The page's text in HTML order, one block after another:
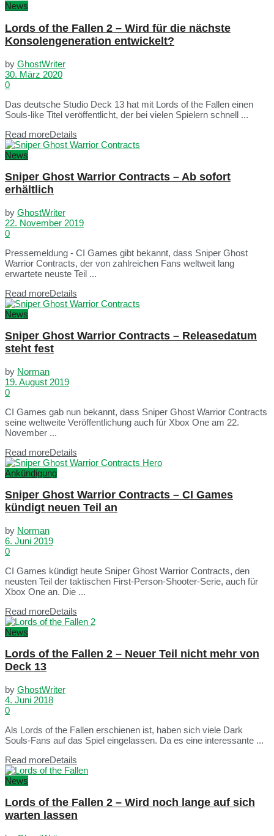
News
Lords of the Fallen 2 – Wird für die nächste
Konsolengeneration entwickelt?
by GhostWriter
30. März 2020
0
Das deutsche Studio Deck 13 hat mit Lords of the Fallen einen
Souls-like Titel veröffentlicht, der bei vielen Spielern schnell ...
Read moreDetails
News
Sniper Ghost Warrior Contracts – Ab sofort
erhältlich
by GhostWriter
22. November 2019
0
Pressemeldung - CI Games gibt bekannt, dass Sniper Ghost
Warrior Contracts, der von zahlreichen Fans weltweit lang
erwartete neuste Teil ...
Read moreDetails
News
Sniper Ghost Warrior Contracts – Releasedatum
steht fest
by Norman
19. August 2019
0
CI Games gab nun bekannt, dass Sniper Ghost Warrior Contracts
seine weltweite Veröffentlichung auch für Xbox One am 22.
November ...
Read moreDetails
Ankündigung
Sniper Ghost Warrior Contracts – CI Games
kündigt neuen Teil an
by Norman
6. Juni 2019
0
CI Games kündigt heute Sniper Ghost Warrior Contracts, den
neusten Teil der taktischen First-Person-Shooter-Serie, auch für
Xbox One an. Die ...
Read moreDetails
News
Lords of the Fallen 2 – Neuer Teil nicht mehr von
Deck 13
by GhostWriter
4. Juni 2018
0
Als Lords of the Fallen erschienen ist, haben sich viele Dark
Souls-Fans auf das Spiel eingelassen. Da es eine interessante ...
Read moreDetails
News
Lords of the Fallen 2 – Wird noch lange auf sich
warten lassen